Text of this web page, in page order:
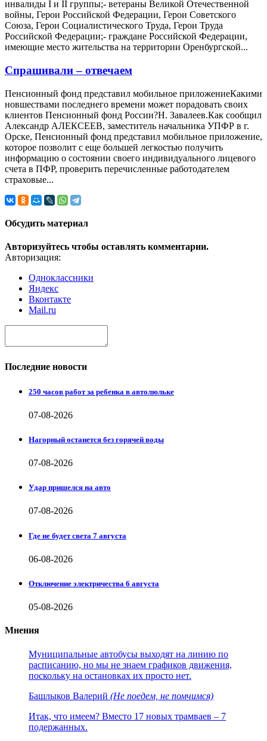
инвалиды I и II группы;- ветераны Великой Отечественной
войны, Герои Российской Федерации, Герои Советского
Союза, Герои Социалистического Труда, Герои Труда
Российской Федерации;- граждане Российской Федерации,
имеющие место жительства на территории Оренбургской...
Спрашивали – отвечаем
Пенсионный фонд представил мобильное приложениеКакими
новшествами последнего времени может порадовать своих
клиентов Пенсионный фонд России?Н. Завалеев.Как сообщил
Александр АЛЕКСЕЕВ, заместитель начальника УПФР в г.
Орске, Пенсионный фонд представил мобильное приложение,
которое позволит с еще большей легкостью получить
информацию о состоянии своего индивидуального лицевого
счета в ПФР, проверить перечисленные работодателем
страховые...
Обсудить материал
Авторизуйтесь чтобы оставлять комментарии.
Авторизация:
Одноклассники
Яндекс
Вконтакте
Mail.ru
Последние новости
250 часов работ за ребенка в автолюльке
07-08-2026
Нагорный останется без горячей воды
07-08-2026
Удар пришелся на авто
07-08-2026
Где не будет света 7 августа
06-08-2026
Отключение электричества 6 августа
05-08-2026
Мнения
Муниципальные автобусы выходят на линию по
расписанию, но мы не знаем графиков движения,
поскольку на остановках их просто нет.
Башлыков Валерий (Не поедем, не помчимся)
Итак, что имеем? Вместо 17 новых трамваев – 7
подержанных.